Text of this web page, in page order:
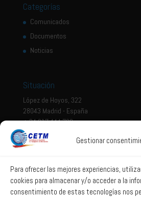
Gestionar
Para ofrecer las mejores experiencias,
cookies para almacenar y/o acceder a la
consentimiento de estas tecnologías nos
Categorías
Comunicados
Documentos
Noticias
Situación
López de Hoyos, 322
28043 Madrid - España
+ 34 917 444 700
Aviso legal
Política de privacidad